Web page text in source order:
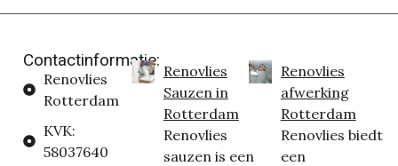
Contactinformatie:
Renovlies
Rotterdam
KVK:
58037640
Renovlies
Sauzen in
Rotterdam
Renovlies
sauzen is een
Renovlies
afwerking
Rotterdam
Renovlies biedt
een